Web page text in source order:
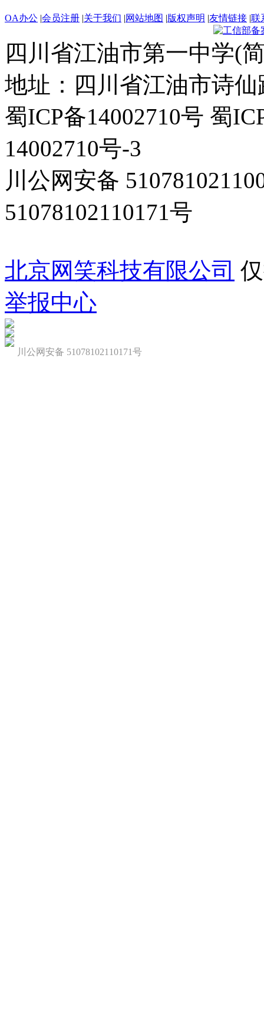
OA办公 |会员注册 |关于我们 |网站地图 |版权声明 |友情链接 |联
四川省江油市第一中学(
地址：四川省江油市诗仙
蜀ICP备14002710号 蜀
14002710号-3
川公网安备
51078102110171号
北京网笑科技有限公司
举报中心
川公网安备 51078102110171号